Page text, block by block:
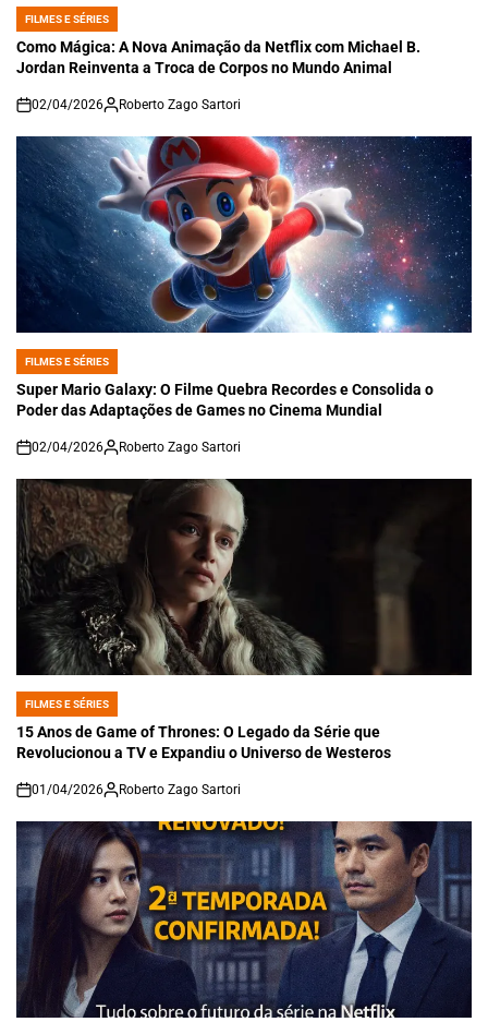
POSTED
IN
FILMES E SÉRIES
Como Mágica: A Nova Animação da Netflix com Michael B.
Jordan Reinventa a Troca de Corpos no Mundo Animal
on
02/04/2026 Roberto Zago Sartori
POSTED
IN
FILMES E SÉRIES
Super Mario Galaxy: O Filme Quebra Recordes e Consolida o
Poder das Adaptações de Games no Cinema Mundial
on
02/04/2026 Roberto Zago Sartori
POSTED
IN
FILMES E SÉRIES
15 Anos de Game of Thrones: O Legado da Série que
Revolucionou a TV e Expandiu o Universo de Westeros
on
01/04/2026 Roberto Zago Sartori